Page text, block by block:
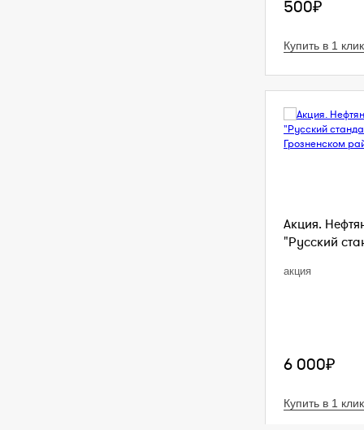
500₽
Купить в 1 клик
Акция.
"Русский
акция
6 000₽
Купить в 1 клик